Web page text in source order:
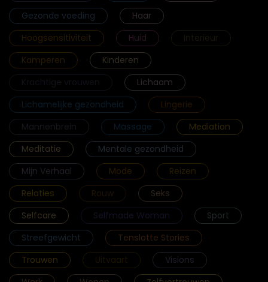
Gezonde voeding
Haar
Hoogsensitiviteit
Huid
Interieur
Kamperen
Kinderen
Lichaam
Lichamelijke gezondheid
Lingerie
Mannenbrein
Massage
Mediation
Meditatie
Mentale gezondheid
Mijn Verhaal
Mode
Reizen
Relaties
Rouw
Seks
Selfcare
Selfmade Woman
Sport
Streefgewicht
Tenslotte Stories
Trouwen
Uitvaart
Visions